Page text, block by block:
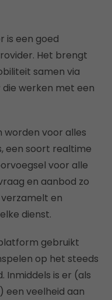
is een goed
Het brengt
samen via
die werken met een
voor alles
een soort realtime
voor alle
en aanbod zo
en
dienst.
gebruikt
op het steeds
Inmiddels is er (als
een veelheid aan